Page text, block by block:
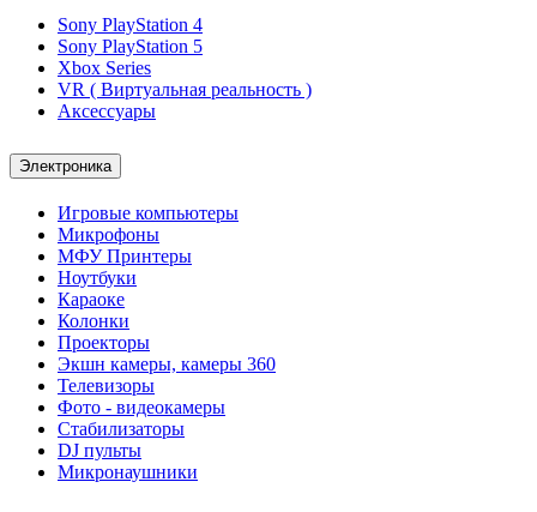
Sony PlayStation 4
Sony PlayStation 5
Xbox Series
VR ( Виртуальная реальность )
Аксессуары
Электроника
Игровые компьютеры
Микрофоны
МФУ Принтеры
Ноутбуки
Караоке
Колонки
Проекторы
Экшн камеры, камеры 360
Телевизоры
Фото - видеокамеры
Стабилизаторы
DJ пульты
Микронаушники